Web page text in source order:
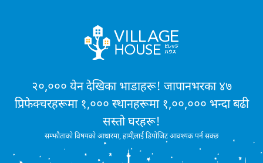
२०,००० येन देखिका भाडाहरू! जापानभरका ४७
प्रिफेक्चरहरूमा १,००० स्थानहरूमा १,००,००० भन्दा बढी
सस्तो घरहरू!
सम्झौताको विषयको आधारमा, हामीलाई डिपोजिट आवश्यक पर्न सक्छ